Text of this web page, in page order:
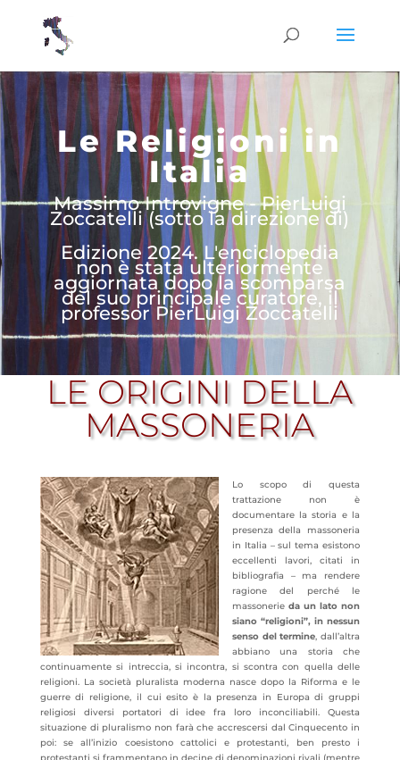
Le Religioni in
Italia
Massimo Introvigne - PierLuigi
Zoccatelli (sotto la direzione di)
Edizione 2024. L'enciclopedia
non è stata ulteriormente
aggiornata dopo la scomparsa
del suo principale curatore, il
professor PierLuigi Zoccatelli
LE ORIGINI DELLA
MASSONERIA
Lo scopo di questa
trattazione non è
documentare la storia e la
presenza della massoneria
in Italia – sul tema esistono
eccellenti lavori, citati in
bibliografia – ma rendere
ragione del perché le
massonerie da un lato non
siano “religioni”, in nessun
senso del termine, dall’altra
abbiano una storia che
continuamente si intreccia, si incontra, si scontra con quella delle
religioni. La società pluralista moderna nasce dopo la Riforma e le
guerre di religione, il cui esito è la presenza in Europa di gruppi
religiosi diversi portatori di idee fra loro inconciliabili. Questa
situazione di pluralismo non farà che accrescersi dal Cinquecento in
poi: se all’inizio coesistono cattolici e protestanti, ben presto i